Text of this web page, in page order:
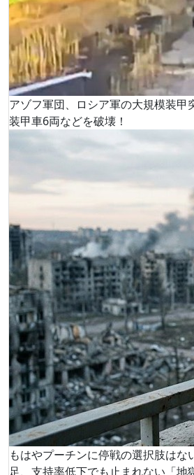
アゾフ軍団、ロシア軍の大規模装甲
装甲車6両などを破壊！
もはやプーチンに停戦の選択肢は
足、支持率低下でも止まれない「地